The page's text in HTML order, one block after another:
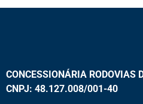
CONCESSIONÁRIA RODOVIAS
CNPJ: 48.127.008/001-40